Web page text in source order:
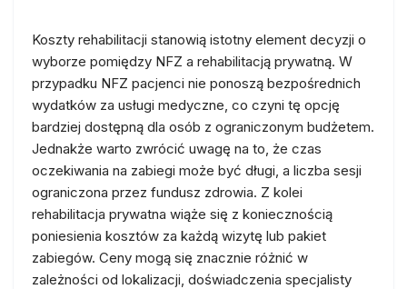
Koszty rehabilitacji stanowią istotny element decyzji o
wyborze pomiędzy NFZ a rehabilitacją prywatną. W
przypadku NFZ pacjenci nie ponoszą bezpośrednich
wydatków za usługi medyczne, co czyni tę opcję
bardziej dostępną dla osób z ograniczonym budżetem.
Jednakże warto zwrócić uwagę na to, że czas
oczekiwania na zabiegi może być długi, a liczba sesji
ograniczona przez fundusz zdrowia. Z kolei
rehabilitacja prywatna wiąże się z koniecznością
poniesienia kosztów za każdą wizytę lub pakiet
zabiegów. Ceny mogą się znacznie różnić w
zależności od lokalizacji, doświadczenia specjalisty